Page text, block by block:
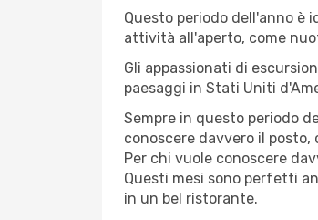
Questo periodo dell'anno è
attività all'aperto, come
Gli appassionati di
paesaggi in Stati Uniti
Sempre in questo periodo
conoscere davvero il
Per chi vuole conoscere
Questi mesi sono perfetti
in un bel ristorante.